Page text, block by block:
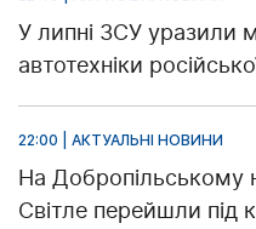
У липні ЗСУ уразили
автотехніки
22:00 | АКТУАЛЬНІ НОВИНИ
На Добропільському
Світле перейшли під